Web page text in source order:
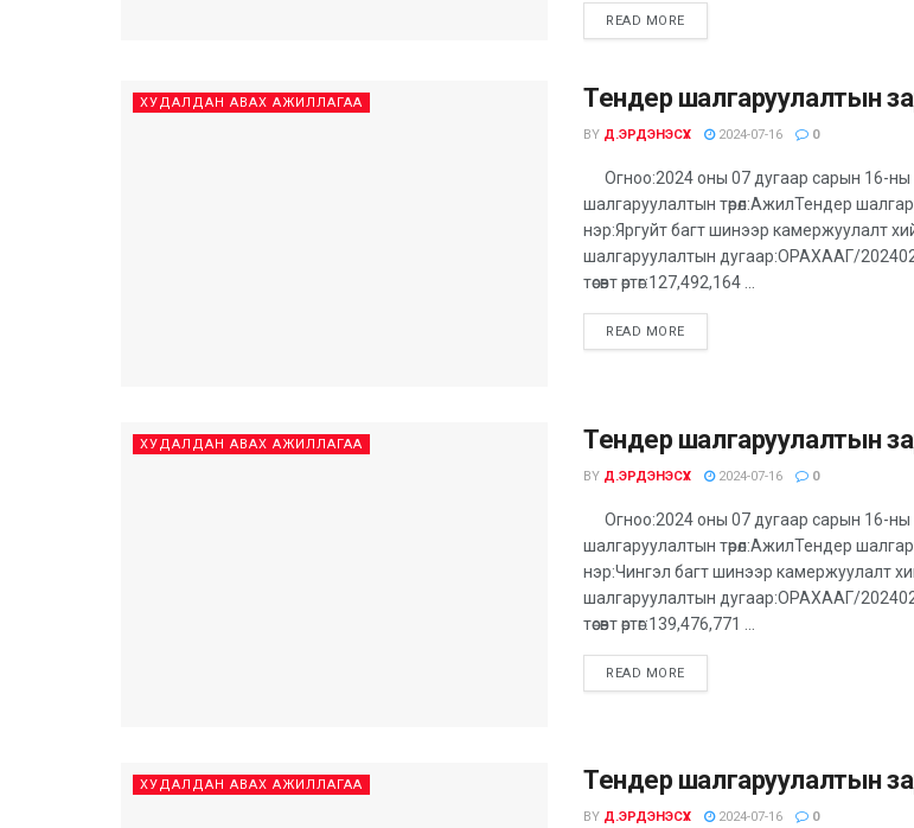
READ MOREDETAILS
ХУДАЛДАН АВАХ АЖИЛЛАГАА Тендер шалгаруулалтын
BY Д.ЭРДЭНЭСҮХ 2024-07-16 0
Огноо:2024 оны 07 дугаар сарын 16-ны
шалгаруулалтын төрөл:АжилТендер
нэр:Яргуйт багт шинээр камержуулалт
шалгаруулалтын дугаар:ОРАХААГ/
төсөвт өртөг:127,492,164 ...
READ MOREDETAILS
ХУДАЛДАН АВАХ АЖИЛЛАГАА Тендер шалгаруулалтын
BY Д.ЭРДЭНЭСҮХ 2024-07-16 0
Огноо:2024 оны 07 дугаар сарын 16-ны
шалгаруулалтын төрөл:АжилТендер
нэр:Чингэл багт шинээр камержуулалт
шалгаруулалтын дугаар:ОРАХААГ/
төсөвт өртөг:139,476,771 ...
READ MOREDETAILS
ХУДАЛДАН АВАХ АЖИЛЛАГАА Тендер шалгаруулалтын
BY Д.ЭРДЭНЭСҮХ 2024-07-16 0